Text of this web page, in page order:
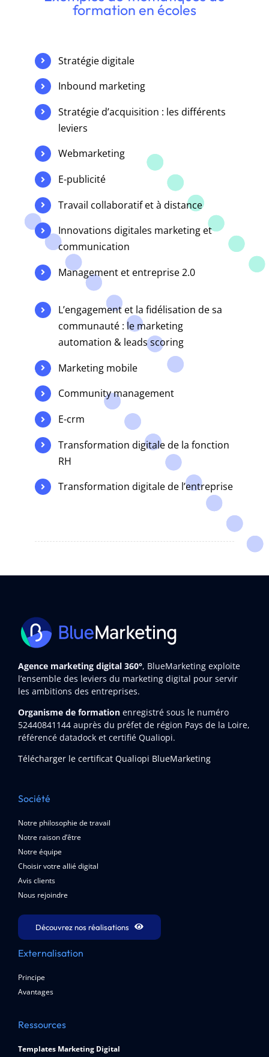
formation en écoles
Stratégie digitale
Inbound marketing
Stratégie d’acquisition : les différents
leviers
Webmarketing
E-publicité
Travail collaboratif et à distance
Innovations digitales marketing et
communication
Management et entreprise 2.0
L’engagement et la fidélisation de sa
communauté : le marketing
automation & leads scoring
Marketing mobile
Community management
E-crm
Transformation digitale de la fonction
RH
Transformation digitale de l’entreprise
Agence marketing digital 360°, BlueMarketing exploite
l’ensemble des leviers du marketing digital pour servir
les ambitions des entreprises.
Organisme de formation enregistré sous le numéro
52440841144auprès du préfet de région Pays de la Loire,
référencé datadock et certifié Qualiopi.
Télécharger le certificat Qualiopi BlueMarketing
Société
Notre philosophie de travail
Notre raison d’être
Notre équipe
Choisir votre allié digital
Avis clients
Nous rejoindre
Découvrez nos réalisations
Externalisation
Principe
Avantages
Ressources
Templates Marketing Digital